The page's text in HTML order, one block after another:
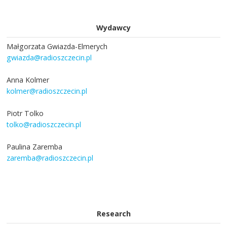
Wydawcy
Małgorzata Gwiazda-Elmerych
gwiazda@radioszczecin.pl
Anna Kolmer
kolmer@radioszczecin.pl
Piotr Tolko
tolko@radioszczecin.pl
Paulina Zaremba
zaremba@radioszczecin.pl
Research